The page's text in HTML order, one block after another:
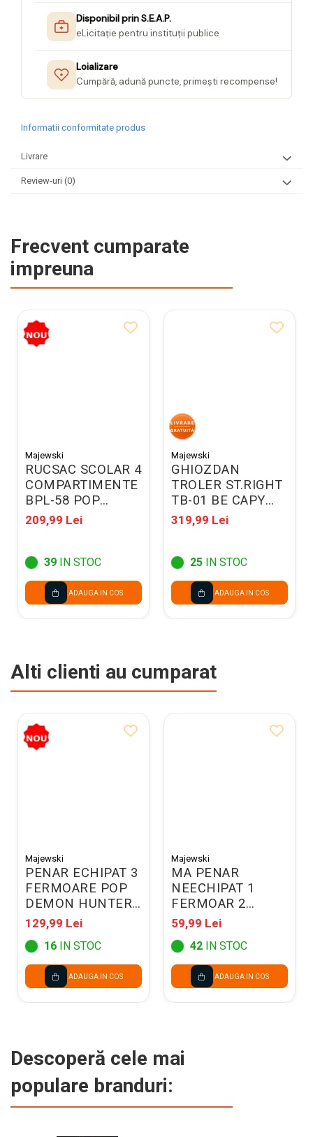
Disponibil prin S.E.A.P.
eLicitație pentru instituții publice
Loializare
Cumpără, adună puncte, primești recompense!
Informatii conformitate produs
Livrare
Review-uri (0)
Frecvent cumparate
impreuna
Majewski
RUCSAC SCOLAR 4
COMPARTIMENTE
BPL-58 POP
DEMON HUNTERS
VIOLET 304767
209,99 Lei
39 IN STOC
ADAUGA IN COS
Majewski
GHIOZDAN
TROLER ST.RIGHT
TB-01 BE CAPY
300776
319,99 Lei
25 IN STOC
ADAUGA IN COS
Alti clienti au cumparat
Majewski
PENAR ECHIPAT 3
FERMOARE POP
DEMON HUNTERS
VIOLET 304835
129,99 Lei
16 IN STOC
ADAUGA IN COS
Majewski
MA PENAR
NEECHIPAT 1
FERMOAR 2
EXTENSII
POKEMON 723664
59,99 Lei
42 IN STOC
ADAUGA IN COS
Descoperă cele mai
populare branduri: